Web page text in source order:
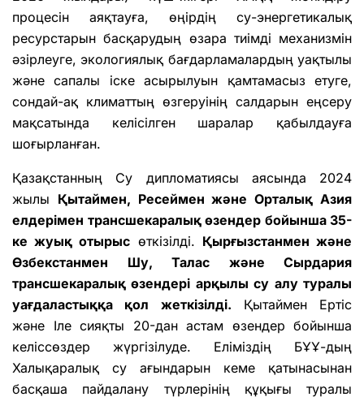
процесін аяқтауға, өңірдің су-энергетикалық
ресурстарын басқарудың өзара тиімді механизмін
әзірлеуге, экологиялық бағдарламалардың уақтылы
және сапалы іске асырылуын қамтамасыз етуге,
сондай-ақ климаттың өзгеруінің салдарын еңсеру
мақсатында келісілген шаралар қабылдауға
шоғырланған.
Қазақстанның Су дипломатиясы аясында 2024
жылы Қытаймен, Ресеймен және Орталық Азия
елдерімен трансшекаралық өзендер бойынша 35-
ке жуық отырыс өткізілді. Қырғызстанмен және
Өзбекстанмен Шу, Талас және Сырдария
трансшекаралық өзендері арқылы су алу туралы
уағдаластыққа қол жеткізілді. Қытаймен Ертіс
және Іле сияқты 20-дан астам өзендер бойынша
келіссөздер жүргізілуде. Еліміздің БҰҰ-дың
Халықаралық су ағындарын кеме қатынасынан
басқаша пайдалану түрлерінің құқығы туралы